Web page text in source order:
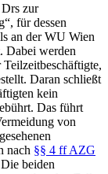
zur
für dessen
an der WU Wien
Dabei werden
Daran schließt
kein
Das führt
von
nach §§ 4 ff AZG
beiden